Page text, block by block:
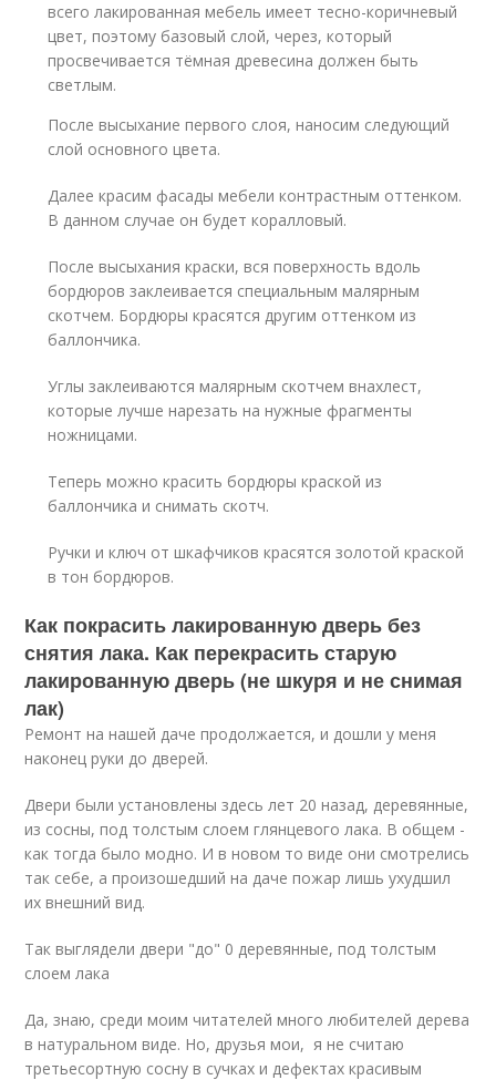
всего лакированная мебель имеет тесно-коричневый
цвет, поэтому базовый слой, через, который
просвечивается тёмная древесина должен быть
светлым.
После высыхание первого слоя, наносим следующий
слой основного цвета.
Далее красим фасады мебели контрастным оттенком.
В данном случае он будет коралловый.
После высыхания краски, вся поверхность вдоль
бордюров заклеивается специальным малярным
скотчем. Бордюры красятся другим оттенком из
баллончика.
Углы заклеиваются малярным скотчем внахлест,
которые лучше нарезать на нужные фрагменты
ножницами.
Теперь можно красить бордюры краской из
баллончика и снимать скотч.
Ручки и ключ от шкафчиков красятся золотой краской
в тон бордюров.
Как покрасить лакированную дверь без
снятия лака. Как перекрасить старую
лакированную дверь (не шкуря и не снимая
лак)
Ремонт на нашей даче продолжается, и дошли у меня
наконец руки до дверей.
Двери были установлены здесь лет 20 назад, деревянные,
из сосны, под толстым слоем глянцевого лака. В общем -
как тогда было модно. И в новом то виде они смотрелись
так себе, а произошедший на даче пожар лишь ухудшил
их внешний вид.
Так выглядели двери "до" 0 деревянные, под толстым
слоем лака
Да, знаю, среди моим читателей много любителей дерева
в натуральном виде. Но, друзья мои, я не считаю
третьесортную сосну в сучках и дефектах красивым